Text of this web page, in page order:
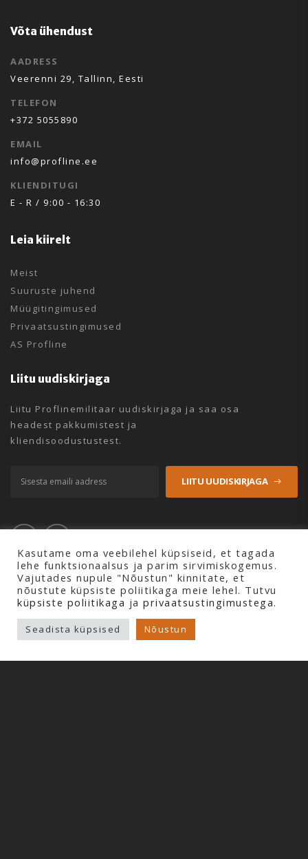
Võta ühendust
AADRESS
Veerenni 29, Tallinn, Eesti
TELEFON
+372 5055890
EMAIL
info@profline.ee
KLIENDITUGI
E - R / 9:00 - 16:30
Leia kiirelt
Meist
Suuruste juhend
Müügitingimused
Privaatsustingimused
AS Profline
Liitu uudiskirjaga
Liitu Proflinemilitaar uudiskirjaga ja saa osa
headest pakkumistest ja
kliendisoodustustest.
LIITU UUDISKIRJAGA
Copyright © 2026 Profline AS. Kõik õigused kaitstud.
Kasutame oma veebilehel küpsiseid, et tagada
lehe funktsionaalsus ja parim sirvimiskogemus.
Vajutades nupule "Nõustun" kinnitate, et
nõustute küpsiste poliitikaga meie lehel. Tutvu
küpsiste poliitikaga ja privaatsustingimustega.
Seadista küpsised Nõustun